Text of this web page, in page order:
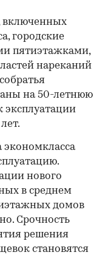
включенных
городские
пятиэтажками,
нареканий
на 50-летнюю
эксплуатации
нового
в среднем
домов
Срочность
решения
становятся